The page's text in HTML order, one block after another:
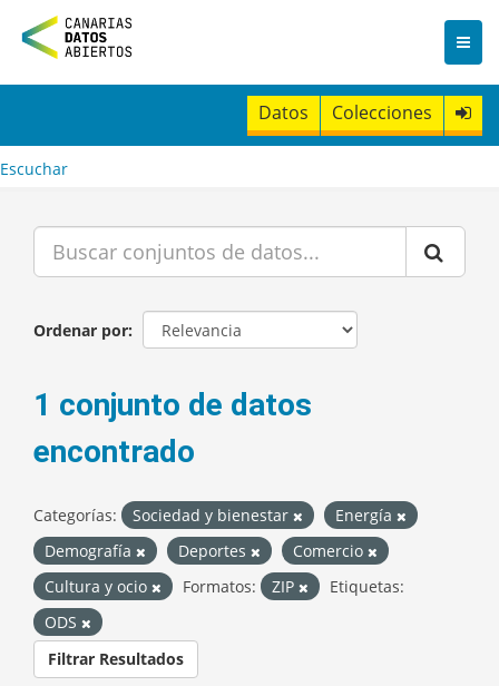
n
t
Datos Colecciones
Escuchar
Ordenar por
1 conjunto de datos
encontrado
Categorías: Sociedad y bienestar
Energía
Demografía
Deportes
Comercio
Cultura y ocio
Formatos: ZIP
Etiquetas:
ODS
Filtrar Resultados